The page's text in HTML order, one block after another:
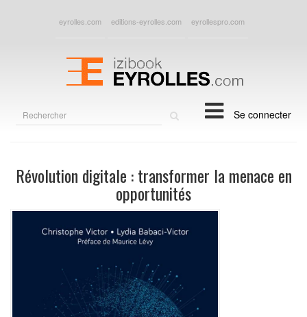
eyrolles.com editions-eyrolles.com eyrollespro.com
Se connecter
Révolution digitale : transformer la menace en
opportunités